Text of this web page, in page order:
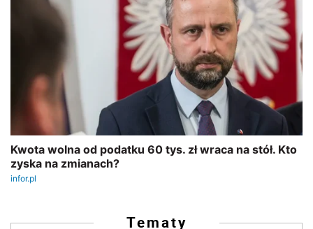
Tematy